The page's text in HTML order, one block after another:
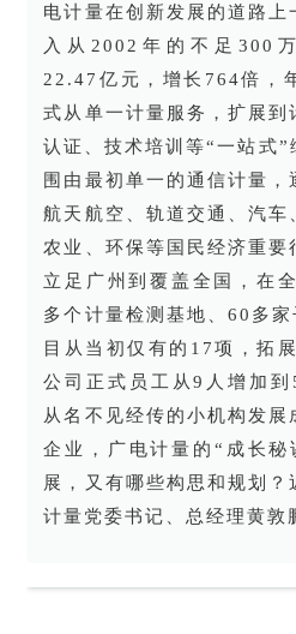
电计量在创新发展的道路上
入从2002年的不足300
22.47亿元，增长764倍，
式从单一计量服务，扩展到
认证、技术培训等“一站式
围由最初单一的通信计量，
航天航空、轨道交通、汽车
农业、环保等国民经济重要
立足广州到覆盖全国，在
多个计量检测基地、60多
目从当初仅有的17项，拓
公司正式员工从9人增加到
从名不见经传的小机构发展
企业，广电计量的“成长
展，又有哪些构思和规划
计量党委书记、总经理黄敦